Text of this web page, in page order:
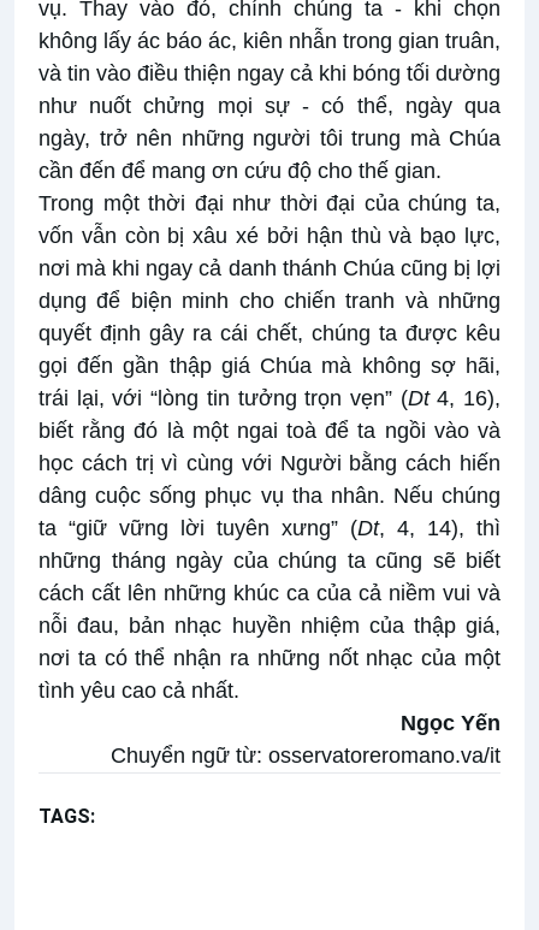
vụ. Thay vào đó, chính chúng ta - khi chọn
không lấy ác báo ác, kiên nhẫn trong gian truân,
và tin vào điều thiện ngay cả khi bóng tối dường
như nuốt chửng mọi sự - có thể, ngày qua
ngày, trở nên những người tôi trung mà Chúa
cần đến để mang ơn cứu độ cho thế gian.
Trong một thời đại như thời đại của chúng ta,
vốn vẫn còn bị xâu xé bởi hận thù và bạo lực,
nơi mà khi ngay cả danh thánh Chúa cũng bị lợi
dụng để biện minh cho chiến tranh và những
quyết định gây ra cái chết, chúng ta được kêu
gọi đến gần thập giá Chúa mà không sợ hãi,
trái lại, với “lòng tin tưởng trọn vẹn” (Dt4, 16),
biết rằng đó là một ngai toà để ta ngồi vào và
học cách trị vì cùng với Người bằng cách hiến
dâng cuộc sống phục vụ tha nhân. Nếu chúng
ta “giữ vững lời tuyên xưng” (Dt, 4, 14), thì
những tháng ngày của chúng ta cũng sẽ biết
cách cất lên những khúc ca của cả niềm vui và
nỗi đau, bản nhạc huyền nhiệm của thập giá,
nơi ta có thể nhận ra những nốt nhạc của một
tình yêu cao cả nhất.
Ngọc Yến
Chuyển ngữ từ: osservatoreromano.va/it
TAGS: